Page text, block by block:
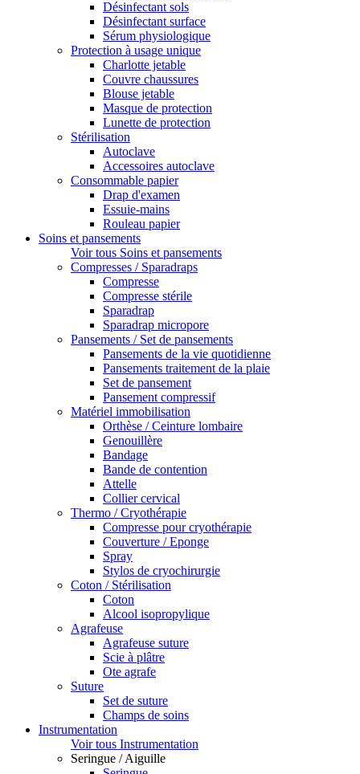
Désinfectant sols
Désinfectant surface
Sérum physiologique
Protection à usage unique
Charlotte jetable
Couvre chaussures
Blouse jetable
Masque de protection
Lunette de protection
Stérilisation
Autoclave
Accessoires autoclave
Consommable papier
Drap d'examen
Essuie-mains
Rouleau papier
Soins et pansements
Voir tous Soins et pansements
Compresses / Sparadraps
Compresse
Compresse stérile
Sparadrap
Sparadrap micropore
Pansements / Set de pansements
Pansements de la vie quotidienne
Pansements traitement de la plaie
Set de pansement
Pansement compressif
Matériel immobilisation
Orthèse / Ceinture lombaire
Genouillère
Bandage
Bande de contention
Attelle
Collier cervical
Thermo / Cryothérapie
Compresse pour cryothérapie
Couverture / Eponge
Spray
Stylos de cryochirurgie
Coton / Stérilisation
Coton
Alcool isopropylique
Agrafeuse
Agrafeuse suture
Scie à plâtre
Ote agrafe
Suture
Set de suture
Champs de soins
Instrumentation
Voir tous Instrumentation
Seringue / Aiguille